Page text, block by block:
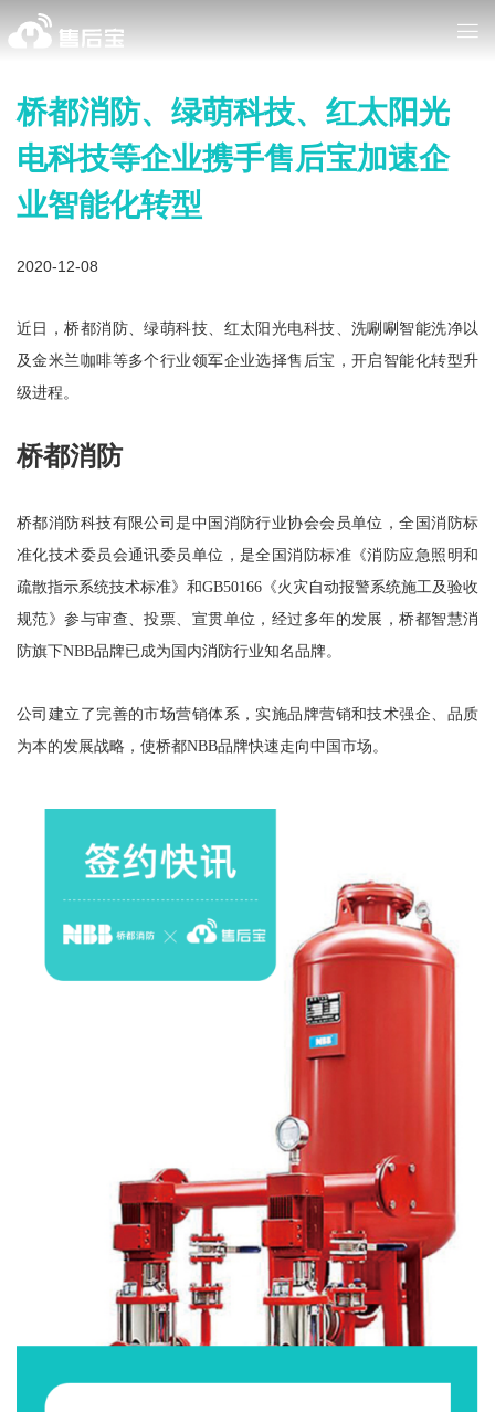
桥都消防、绿萌科技、红太阳光
电科技等企业携手售后宝加速企
业智能化转型
2020-12-08
近日，桥都消防、绿萌科技、红太阳光电科技、洗唰唰智能洗净以
及金米兰咖啡等多个行业领军企业选择售后宝，开启智能化转型升
级进程。
桥都消防
桥都消防科技有限公司是中国消防行业协会会员单位，全国消防标
准化技术委员会通讯委员单位，是全国消防标准《消防应急照明和
疏散指示系统技术标准》和GB50166《火灾自动报警系统施工及验收
规范》参与审查、投票、宣贯单位，经过多年的发展，桥都智慧消
防旗下NBB品牌已成为国内消防行业知名品牌。
公司建立了完善的市场营销体系，实施品牌营销和技术强企、品质
为本的发展战略，使桥都NBB品牌快速走向中国市场。